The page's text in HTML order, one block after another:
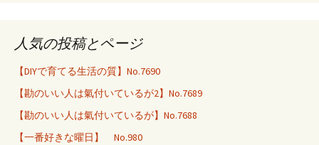
人気の投稿とページ
【DIYで育てる生活の質】No.7690
【勘のいい人は氣付いているが2】No.7689
【勘のいい人は氣付いているが】No.7688
【一番好きな曜日】 No.980